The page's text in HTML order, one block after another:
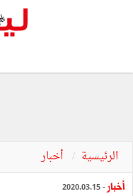
الرئيسية أخبار
أخبار - 2020.03.15